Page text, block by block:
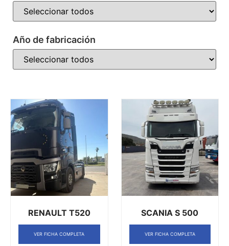
Año de fabricación
RENAULT T520
VER FICHA COMPLETA
SCANIA S 500
VER FICHA COMPLETA